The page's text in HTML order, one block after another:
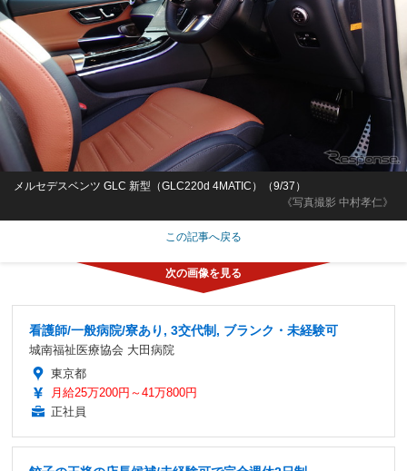
《写真撮影 中村孝仁》
メルセデスベンツ GLC 新型（GLC220d 4MATIC）（9/37）
この記事へ戻る
看護師/一般病院/寮あり, 3交代制, ブランク・未経験可
城南福祉医療協会 大田病院
東京都
月給25万200円～41万800円
正社員